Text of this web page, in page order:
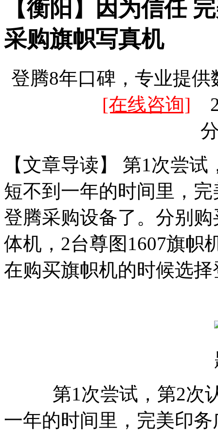
【衡阳】因为信任
采购旗帜写真机
登腾8年口碑，专业提
[在线咨询]
【文章导读】 第1次尝
短不到一年的时间里，
登腾采购设备了。分别
体机，2台尊图1607旗帜
在购买旗帜机的时候选
第1次尝试，第2次认
一年的时间里，完美印